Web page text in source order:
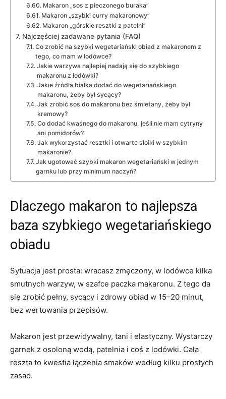
Makaron „sos z pieczonego buraka”
Makaron „szybki curry makaronowy”
Makaron „górskie resztki z patelni”
Najczęściej zadawane pytania (FAQ)
Co zrobić na szybki wegetariański obiad z makaronem z
tego, co mam w lodówce?
Jakie warzywa najlepiej nadają się do szybkiego
makaronu z lodówki?
Jakie źródła białka dodać do wegetariańskiego
makaronu, żeby był sycący?
Jak zrobić sos do makaronu bez śmietany, żeby był
kremowy?
Co dodać kwaśnego do makaronu, jeśli nie mam cytryny
ani pomidorów?
Jak wykorzystać resztki i otwarte słoiki w szybkim
makaronie?
Jak ugotować szybki makaron wegetariański w jednym
garnku lub przy minimum naczyń?
Dlaczego makaron to najlepsza
baza szybkiego wegetariańskiego
obiadu
Sytuacja jest prosta: wracasz zmęczony, w lodówce kilka
smutnych warzyw, w szafce paczka makaronu. Z tego da
się zrobić pełny, sycący i zdrowy obiad w 15–20 minut,
bez wertowania przepisów.
Makaron jest przewidywalny, tani i elastyczny. Wystarczy
garnek z osoloną wodą, patelnia i coś z lodówki. Cała
reszta to kwestia łączenia smaków według kilku prostych
zasad.